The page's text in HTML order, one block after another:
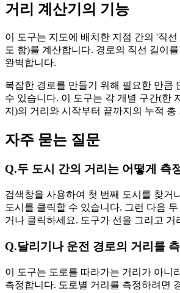
거리 계산기의 기능
이 도구는 지도에 배치한 지점 간의 '직
도 함)를 계산합니다. 경로의 직선 길이
완벽합니다.
복잡한 경로를 만들기 위해 필요한 만큼
수 있습니다. 이 도구는 각 개별 구간(한
지)의 거리와 시작부터 끝까지의 누적 총
자주 묻는 질문
Q.두 도시 간의 거리는 어떻게 측
검색창을 사용하여 첫 번째 도시를 찾거
도시를 클릭할 수 있습니다. 그런 다음
거나 클릭하세요. 도구가 선을 그리고 거
Q.달리기나 운전 경로의 거리를
이 도구는 도로를 따라가는 거리가 아니
측정합니다. 도로별 거리를 측정하려면